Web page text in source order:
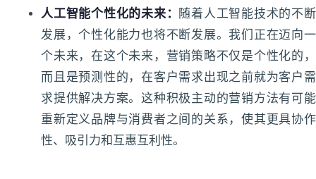
人工智能个性化的未来：
随着人工智能技术的不断
发展，个性化能力也将不断发展。我们正在迈向一
个未来，在这个未来，营销策略不仅是个性化的，
而且是预测性的，在客户需求出现之前就为客户需
求提供解决方案。这种积极主动的营销方法有可能
重新定义品牌与消费者之间的关系，使其更具协作
性、吸引力和互惠互利性。